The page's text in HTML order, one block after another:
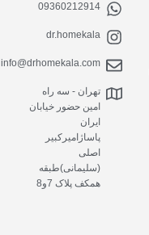
09360212914
dr.homekala
info@drhomekala.com
تهران - سه راه
امین حضور خیابان
ایران
پاساژامیرکبیر
اصلی
(سلیمانی)طبقه
همکف پلاک 7و8